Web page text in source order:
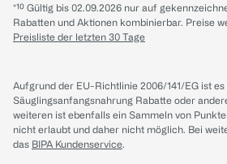
*¹⁰ Gültig bis 02.09.2026 nur auf
Rabatten und Aktionen kombinierbar. Preise
Preisliste der letzten 30 Tage
Aufgrund der EU-Richtlinie 2006/141/EG ist
Säuglingsanfangsnahrung Rabatte oder
weiteren ist ebenfalls ein Sammeln von
nicht erlaubt und daher nicht möglich. Bei
das BIPA Kundenservice.